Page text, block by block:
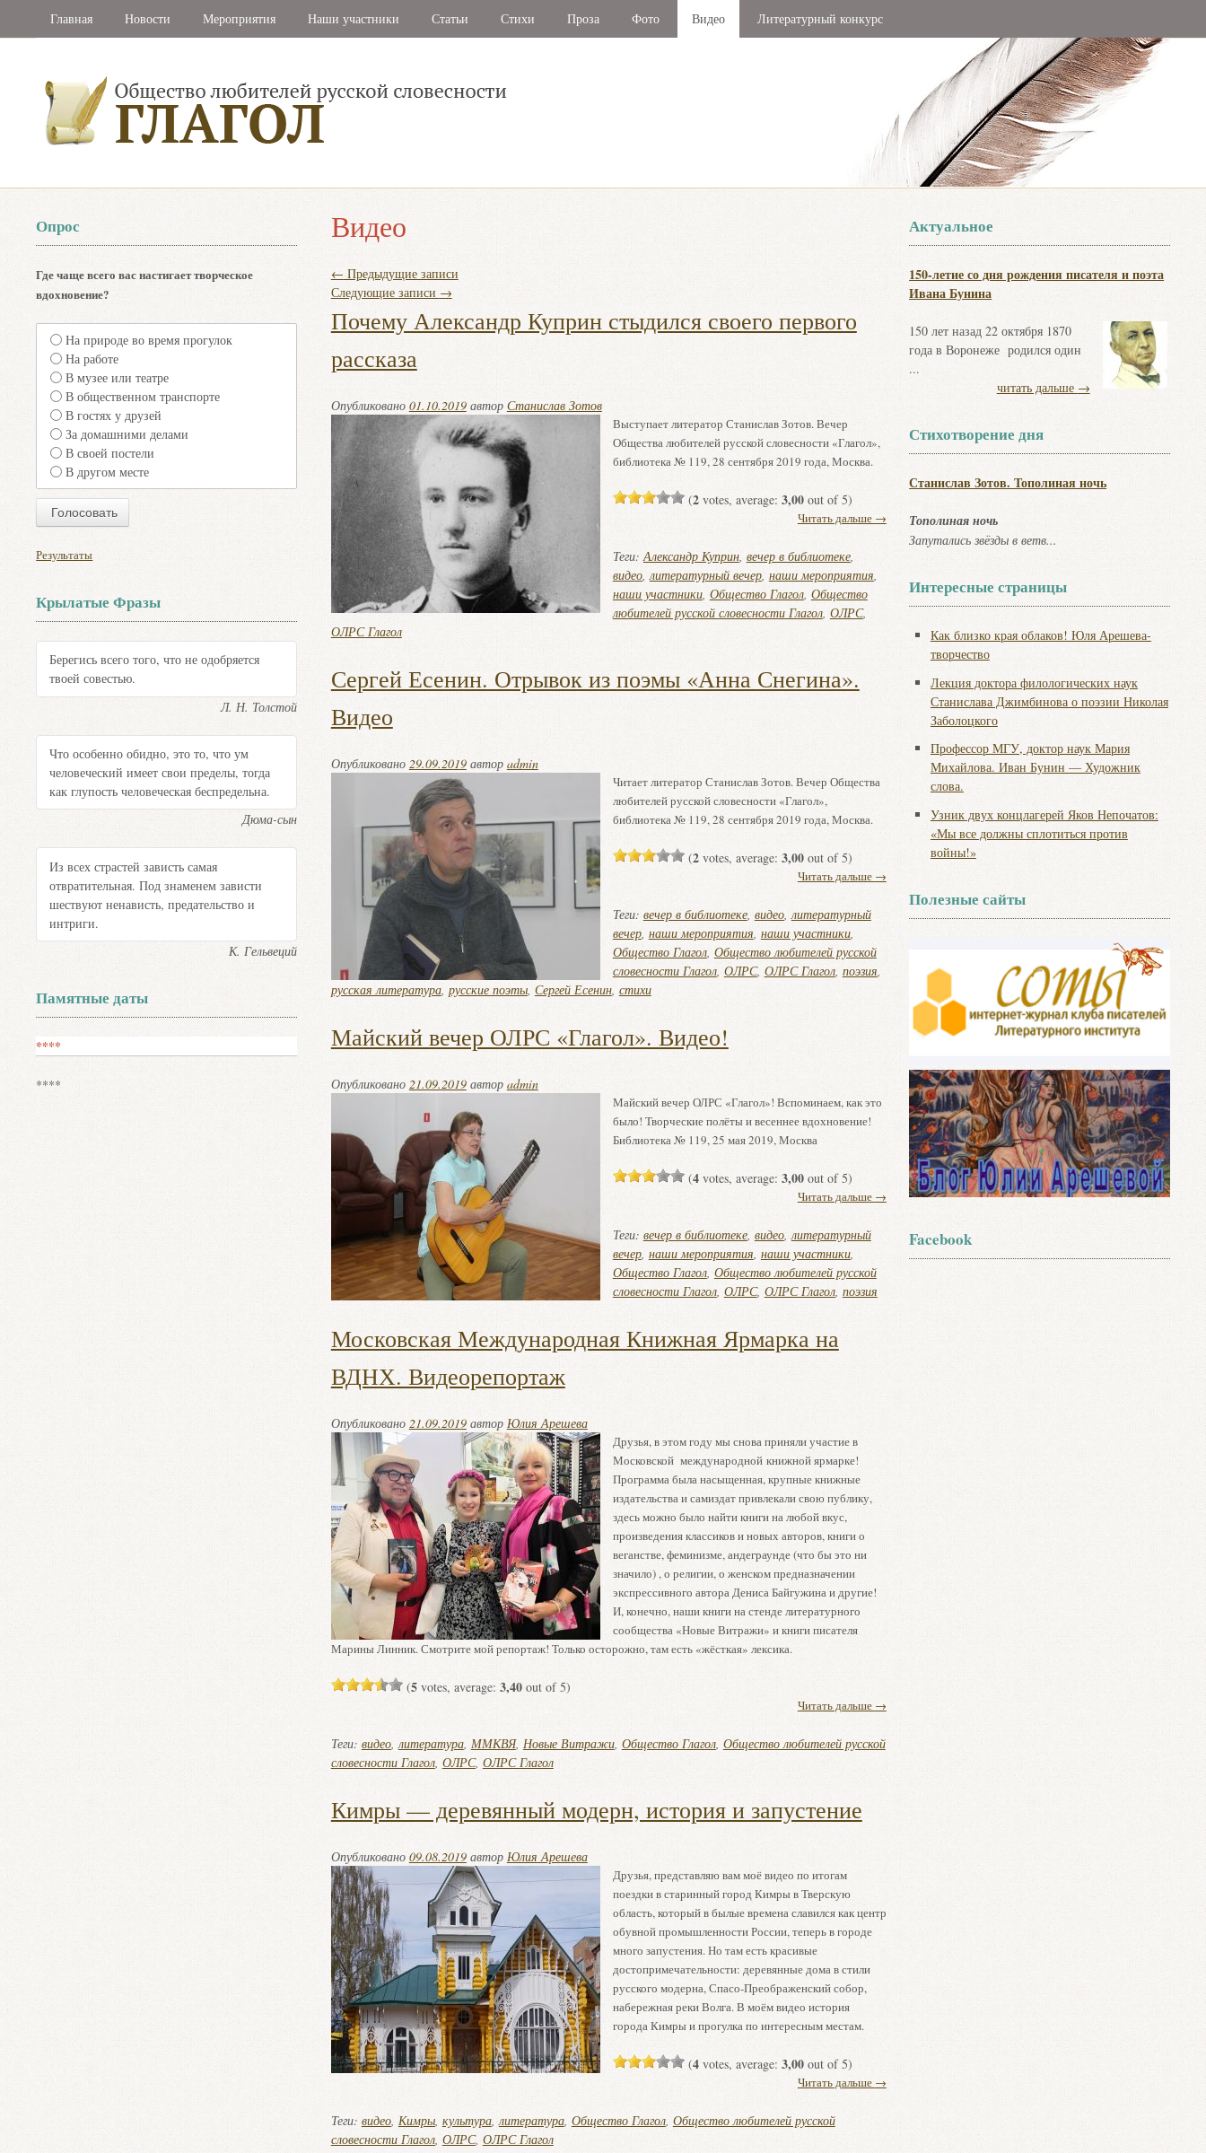
Главная Новости Мероприятия Наши участники Статьи Стихи Проза Фото Видео Литературный конкурс
Видео
← Предыдущие записи
Следующие записи →
Почему Александр Куприн стыдился своего первого
рассказа
Опубликовано 01.10.2019автор Станислав Зотов
Выступает литератор Станислав Зотов. Вечер
Общества любителей русской словесности «Глагол»,
библиотека № 119, 28 сентября 2019 года, Москва.
(2votes, average: 3,00out of 5)
Читать дальше →
Теги:Александр Куприн, вечер в библиотеке,
видео,литературный вечер, наши мероприятия,
наши участники, Общество Глагол, Общество
любителей русской словесности Глагол, ОЛРС,
ОЛРС Глагол
Сергей Есенин. Отрывок из поэмы «Анна Снегина».
Видео
Опубликовано 29.09.2019автор admin
Читает литератор Станислав Зотов. Вечер Общества
любителей русской словесности «Глагол»,
библиотека № 119, 28 сентября 2019 года, Москва.
(2votes, average: 3,00out of 5)
Читать дальше →
Теги: вечер в библиотеке, видео,литературный
вечер, наши мероприятия, наши участники,
Общество Глагол, Общество любителей русской
словесности Глагол, ОЛРС, ОЛРС Глагол, поэзия,
русская литература, русские поэты, Сергей Есенин, стихи
Майский вечер ОЛРС «Глагол». Видео!
Опубликовано 21.09.2019автор admin
Майский вечер ОЛРС «Глагол»! Вспоминаем, как это
было! Творческие полёты и весеннее вдохновение!
Библиотека № 119, 25 мая 2019, Москва
(4votes, average: 3,00out of 5)
Читать дальше →
Теги: вечер в библиотеке, видео,литературный
вечер, наши мероприятия, наши участники,
Общество Глагол, Общество любителей русской
словесности Глагол, ОЛРС, ОЛРС Глагол, поэзия
Московская Международная Книжная Ярмарка на
ВДНХ. Видеорепортаж
Опубликовано 21.09.2019автор Юлия Арешева
Друзья, в этом году мы снова приняли участие в
Московской международной книжной ярмарке!
Программа была насыщенная, крупные книжные
издательства и самиздат привлекали свою публику,
здесь можно было найти книги на любой вкус,
произведения классиков и новых авторов, книги о
веганстве, феминизме, андеграунде (что бы это ни
значило) , о религии, о женском предназначении
экспрессивного автора Дениса Байгужина и другие!
И, конечно, наши книги на стенде литературного
сообщества «Новые Витражи» и книги писателя
Марины Линник. Смотрите мой репортаж! Только осторожно, там есть «жёсткая» лексика.
(5votes, average: 3,40out of 5)
Читать дальше →
Теги: видео,литература, ММКВЯ, Новые Витражи, Общество Глагол, Общество любителей русской
словесности Глагол, ОЛРС, ОЛРС Глагол
Кимры — деревянный модерн, история и запустение
Опубликовано 09.08.2019автор Юлия Арешева
Друзья, представляю вам моё видео по итогам
поездки в старинный город Кимры в Тверскую
область, который в былые времена славился как центр
обувной промышленности России, теперь в городе
много запустения. Но там есть красивые
достопримечательности: деревянные дома в стили
русского модерна, Спасо-Преображенский собор,
набережная реки Волга. В моём видео история
города Кимры и прогулка по интересным местам.
(4votes, average: 3,00out of 5)
Читать дальше →
Теги: видео, Кимры, культура,литература, Общество Глагол, Общество любителей русской
словесности Глагол, ОЛРС, ОЛРС Глагол
Актуальное
150-летие со дня рождения писателя и поэта
Ивана Бунина
150 лет назад 22 октября 1870
года в Воронеже родился один
...
читать дальше →
Стихотворение дня
Станислав Зотов. Тополиная ночь
Тополиная ночь
Запутались звёзды в ветв...
Интересные страницы
Как близко края облаков! Юля Арешева-
творчество
Лекция доктора филологических наук
Станислава Джимбинова о поэзии Николая
Заболоцкого
Профессор МГУ, доктор наук Мария
Михайлова. Иван Бунин — Художник
слова.
Узник двух концлагерей Яков Непочатов:
«Мы все должны сплотиться против
войны!»
Полезные сайты
Facebook
Опрос
Где чаще всего вас настигает творческое
вдохновение?
На природе во время прогулок
На работе
В музее или театре
В общественном транспорте
В гостях у друзей
За домашними делами
В своей постели
В другом месте
Результаты
Крылатые Фразы
Берегись всего того, что не одобряется
твоей совестью.
Л. Н. Толстой
Что особенно обидно, это то, что ум
человеческий имеет свои пределы, тогда
как глупость человеческая беспредельна.
Дюма-сын
Из всех страстей зависть самая
отвратительная. Под знаменем зависти
шествуют ненависть, предательство и
интриги.
К. Гельвеций
Памятные даты
****
****